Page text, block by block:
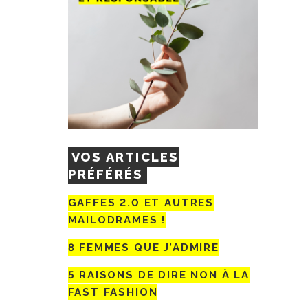
VOS ARTICLES
PRÉFÉRÉS
GAFFES 2.0 ET AUTRES
MAILODRAMES !
8 FEMMES QUE J’ADMIRE
5 RAISONS DE DIRE NON À LA
FAST FASHION